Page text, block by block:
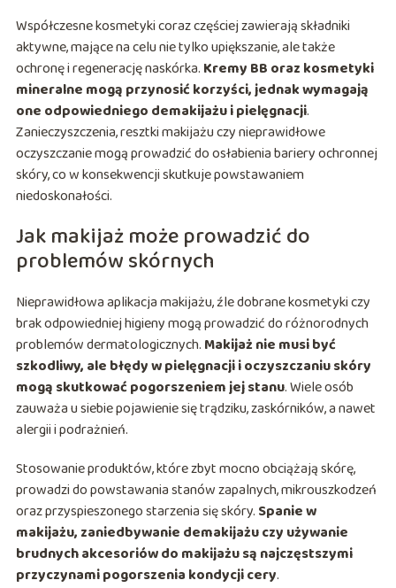
Współczesne kosmetyki coraz częściej zawierają składniki
aktywne, mające na celu nie tylko upiększanie, ale także
ochronę i regenerację naskórka. Kremy BB oraz kosmetyki
mineralne mogą przynosić korzyści, jednak wymagają
one odpowiedniego demakijażu i pielęgnacji.
Zanieczyszczenia, resztki makijażu czy nieprawidłowe
oczyszczanie mogą prowadzić do osłabienia bariery ochronnej
skóry, co w konsekwencji skutkuje powstawaniem
niedoskonałości.
Jak makijaż może prowadzić do
problemów skórnych
Nieprawidłowa aplikacja makijażu, źle dobrane kosmetyki czy
brak odpowiedniej higieny mogą prowadzić do różnorodnych
problemów dermatologicznych. Makijaż nie musi być
szkodliwy, ale błędy w pielęgnacji i oczyszczaniu skóry
mogą skutkować pogorszeniem jej stanu. Wiele osób
zauważa u siebie pojawienie się trądziku, zaskórników, a nawet
alergii i podrażnień.
Stosowanie produktów, które zbyt mocno obciążają skórę,
prowadzi do powstawania stanów zapalnych, mikrouszkodzeń
oraz przyspieszonego starzenia się skóry. Spanie w
makijażu, zaniedbywanie demakijażu czy używanie
brudnych akcesoriów do makijażu są najczęstszymi
przyczynami pogorszenia kondycji cery.